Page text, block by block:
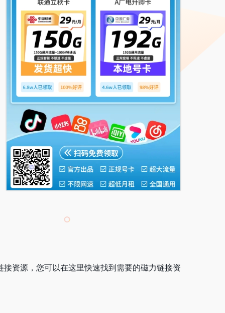
资源，您可以在这里快速找到需要的磁力链接资